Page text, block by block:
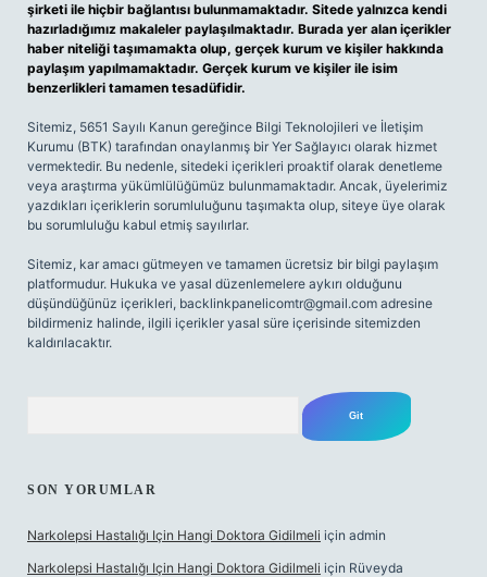
şirketi ile hiçbir bağlantısı bulunmamaktadır. Sitede yalnızca kendi
hazırladığımız makaleler paylaşılmaktadır. Burada yer alan içerikler
haber niteliği taşımamakta olup, gerçek kurum ve kişiler hakkında
paylaşım yapılmamaktadır. Gerçek kurum ve kişiler ile isim
benzerlikleri tamamen tesadüfidir.
Sitemiz, 5651 Sayılı Kanun gereğince Bilgi Teknolojileri ve İletişim
Kurumu (BTK) tarafından onaylanmış bir Yer Sağlayıcı olarak hizmet
vermektedir. Bu nedenle, sitedeki içerikleri proaktif olarak denetleme
veya araştırma yükümlülüğümüz bulunmamaktadır. Ancak, üyelerimiz
yazdıkları içeriklerin sorumluluğunu taşımakta olup, siteye üye olarak
bu sorumluluğu kabul etmiş sayılırlar.
Sitemiz, kar amacı gütmeyen ve tamamen ücretsiz bir bilgi paylaşım
platformudur. Hukuka ve yasal düzenlemelere aykırı olduğunu
düşündüğünüz içerikleri, backlinkpanelicomtr@gmail.com adresine
bildirmeniz halinde, ilgili içerikler yasal süre içerisinde sitemizden
kaldırılacaktır.
SON YORUMLAR
Narkolepsi Hastalığı Için Hangi Doktora Gidilmeli için admin
Narkolepsi Hastalığı Için Hangi Doktora Gidilmeli için Rüveyda